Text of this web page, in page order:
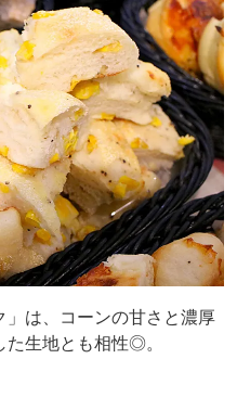
」は、コーンの甘さと濃厚
生地とも相性◎。